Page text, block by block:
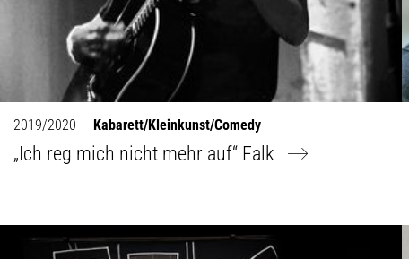
2019/2020 Kabarett/Kleinkunst/Comedy
„Ich reg mich nicht mehr auf“ Falk